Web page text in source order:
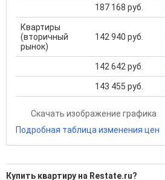
187 168 руб.
Квартиры
(вторичный
рынок)
142 940 руб.
142 642 руб.
143 455 руб.
Скачать изображение графика
Подробная таблица изменения цен
Купить квартиру на Restate.ru?